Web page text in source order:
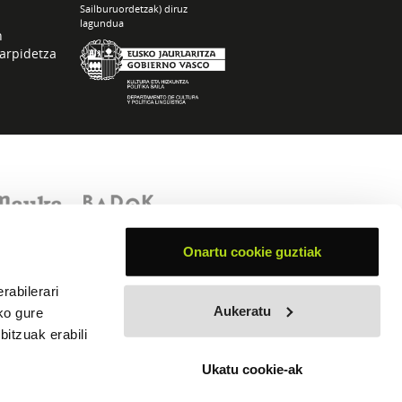
gure
erabili
Onartu cookie guztiak
Aukeratu
Ukatu cookie-ak
Sailburuordetzak) diruz
lagundua